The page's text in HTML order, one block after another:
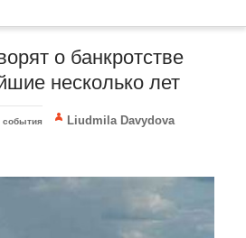
о банкротстве
несколько лет
события Liudmila Davydova